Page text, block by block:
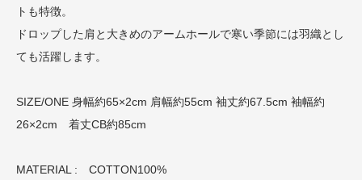
トも特徴。
ドロップした肩と大きめのアームホールで寒い季節には羽織とし
ても活躍します。
SIZE/ONE 身幅約65×2cm 肩幅約55cm 袖丈約67.5cm 袖幅約
26×2cm 着丈CB約85cm
MATERIAL : COTTON100%